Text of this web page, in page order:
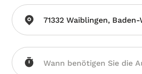
71332 Waiblingen,